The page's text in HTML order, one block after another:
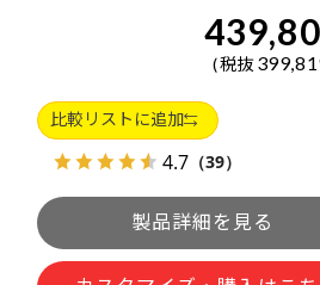
税抜
比較リストに追加
4.7 （39）